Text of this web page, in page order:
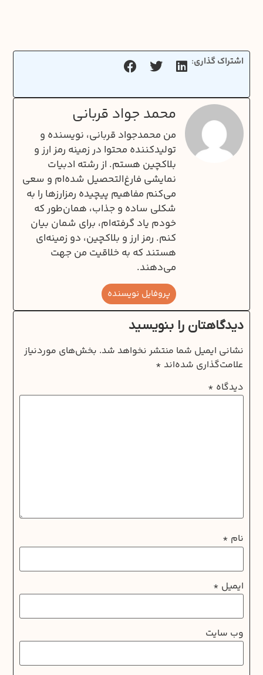
اشتراک گذاری:
محمد جواد قربانی
من محمدجواد قربانی، نویسنده و
تولیدکننده محتوا در زمینه رمز ارز و
بلاکچین هستم. از رشته ادبیات
نمایشی فارغ‌التحصیل شده‌ام و سعی
می‌کنم مفاهیم پیچیده رمزارزها را به
شکلی ساده و جذاب، همان‌طور که
خودم یاد گرفته‌ام، برای شمان بیان
کنم. رمز ارز و بلاکچین، دو زمینه‌ای
هستند که به خلاقیت من جهت
می‌دهند.
پروفایل نویسنده
دیدگاهتان را بنویسید
نشانی ایمیل شما منتشر نخواهد شد. بخش‌های موردنیاز
علامت‌گذاری شده‌اند *
دیدگاه *
نام *
ایمیل *
وب‌ سایت